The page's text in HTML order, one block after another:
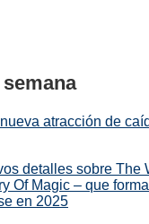
atracción de
detalles sobre The
Of Magic – que
en 2025